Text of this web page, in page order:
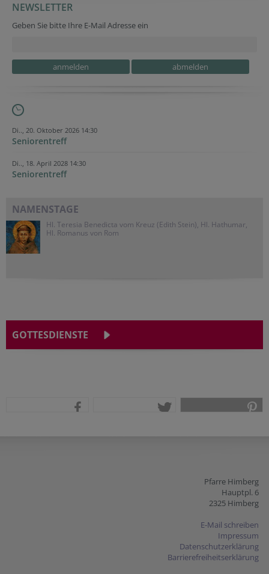
Session ID
Fax
Verification code
NEWSLETTER
Geben Sie bitte Ihre E-Mail Adresse ein
Di.., 20. Oktober 2026 14:30
Seniorentreff
Di.., 18. April 2028 14:30
Seniorentreff
NAMENSTAGE
Hl. Teresia Benedicta vom Kreuz (Edith Stein), Hl. Hathumar,
Hl. Romanus von Rom
GOTTESDIENSTE
Pfarre Himberg
Hauptpl. 6
2325 Himberg
E-Mail schreiben
Impressum
Datenschutzerklärung
Barrierefreiheitserklärung